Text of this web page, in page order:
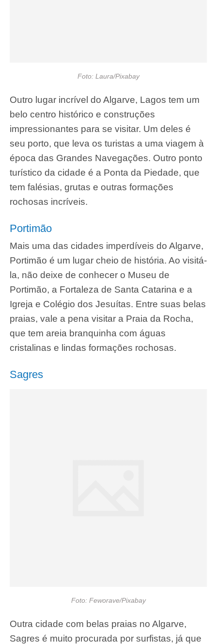
Foto: Laura/Pixabay
Outro lugar incrível do Algarve, Lagos tem um
belo centro histórico e construções
impressionantes para se visitar. Um deles é
seu porto, que leva os turistas a uma viagem à
época das Grandes Navegações. Outro ponto
turístico da cidade é a Ponta da Piedade, que
tem falésias, grutas e outras formações
rochosas incríveis.
Portimão
Mais uma das cidades imperdíveis do Algarve,
Portimão é um lugar cheio de história. Ao visitá-
la, não deixe de conhecer o Museu de
Portimão, a Fortaleza de Santa Catarina e a
Igreja e Colégio dos Jesuítas. Entre suas belas
praias, vale a pena visitar a Praia da Rocha,
que tem areia branquinha com águas
cristalinas e lindas formações rochosas.
Sagres
Foto: Feworave/Pixabay
Outra cidade com belas praias no Algarve,
Sagres é muito procurada por surfistas, já que